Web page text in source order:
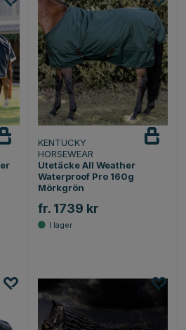
KENTUCKY
HORSEWEAR
Utetäcke All Weather
Waterproof Pro 160g
Mörkgrön
fr. 1739 kr